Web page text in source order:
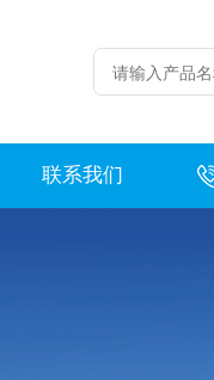
联系我们